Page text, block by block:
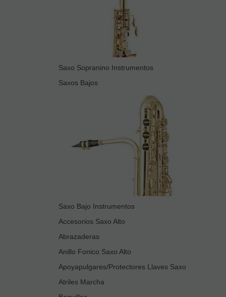
Saxo Sopranino Instrumentos
Saxos Bajos
Saxo Bajo Instrumentos
Accesorios Saxo Alto
Abrazaderas
Anillo Fonico Saxo Alto
Apoyapulgares/Protectores Llaves Saxo
Atriles Marcha